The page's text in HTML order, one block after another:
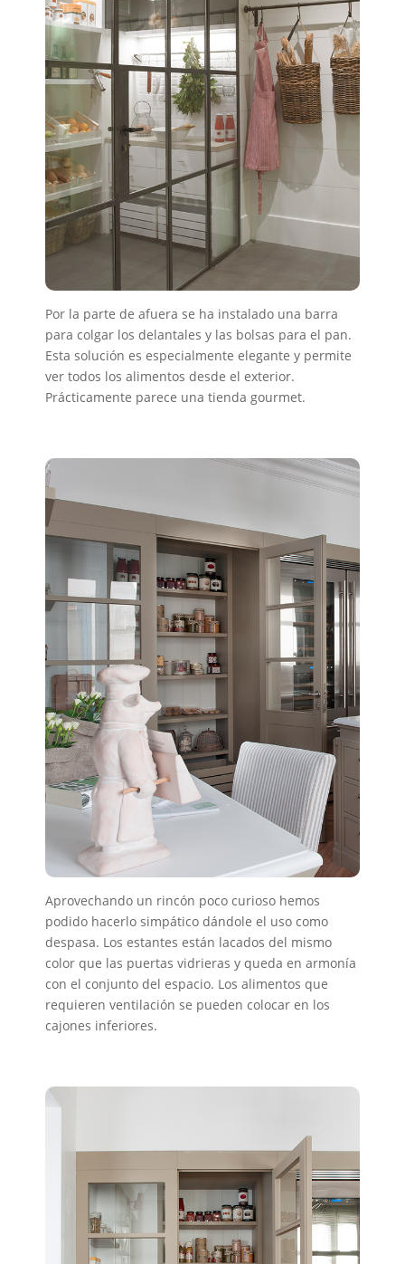
Por la parte de afuera se ha instalado una barra
para colgar los delantales y las bolsas para el pan.
Esta solución es especialmente elegante y permite
ver todos los alimentos desde el exterior.
Prácticamente parece una tienda gourmet.
Aprovechando un rincón poco curioso hemos
podido hacerlo simpático dándole el uso como
despasa. Los estantes están lacados del mismo
color que las puertas vidrieras y queda en armonía
con el conjunto del espacio. Los alimentos que
requieren ventilación se pueden colocar en los
cajones inferiores.